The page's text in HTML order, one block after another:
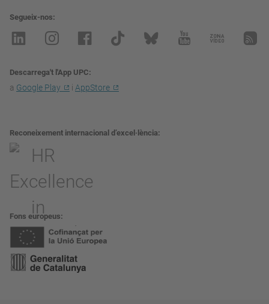
Segueix-nos
Descarrega't l'App UPC
a Google Play i AppStore
Reconeixement internacional d’excel·lència
Fons europeus